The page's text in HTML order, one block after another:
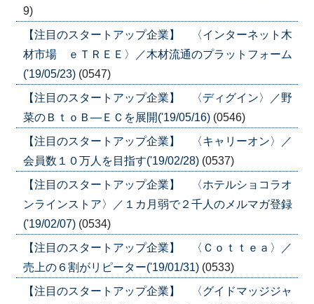
9)
【注目のスタートアップ企業】 〈インターネット木
材市場 ｅＴＲＥＥ〉／木材流通のプラットフォーム
('19/05/23) (0547)
【注目のスタートアップ企業】 〈ディグイン〉／野
菜のＢｔｏＢ―ＥＣを展開('19/05/16) (0546)
【注目のスタートアップ企業】 〈キャリーオン〉／
会員数１０万人を目指す('19/02/28) (0537)
【注目のスタートアップ企業】 〈ホテルショコラオ
ンラインストア〉／１カ月弱で２千人のメルマガ登録
('19/02/07) (0534)
【注目のスタートアップ企業】 〈Ｃｏｔｔｅａ〉／
売上の６割がリピーター('19/01/31) (0533)
【注目のスタートアップ企業】 〈グイドマッジジャ